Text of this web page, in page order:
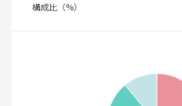
構成比（%）